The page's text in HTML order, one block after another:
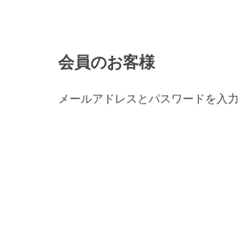
会員のお客様
メールアドレスとパスワードを入